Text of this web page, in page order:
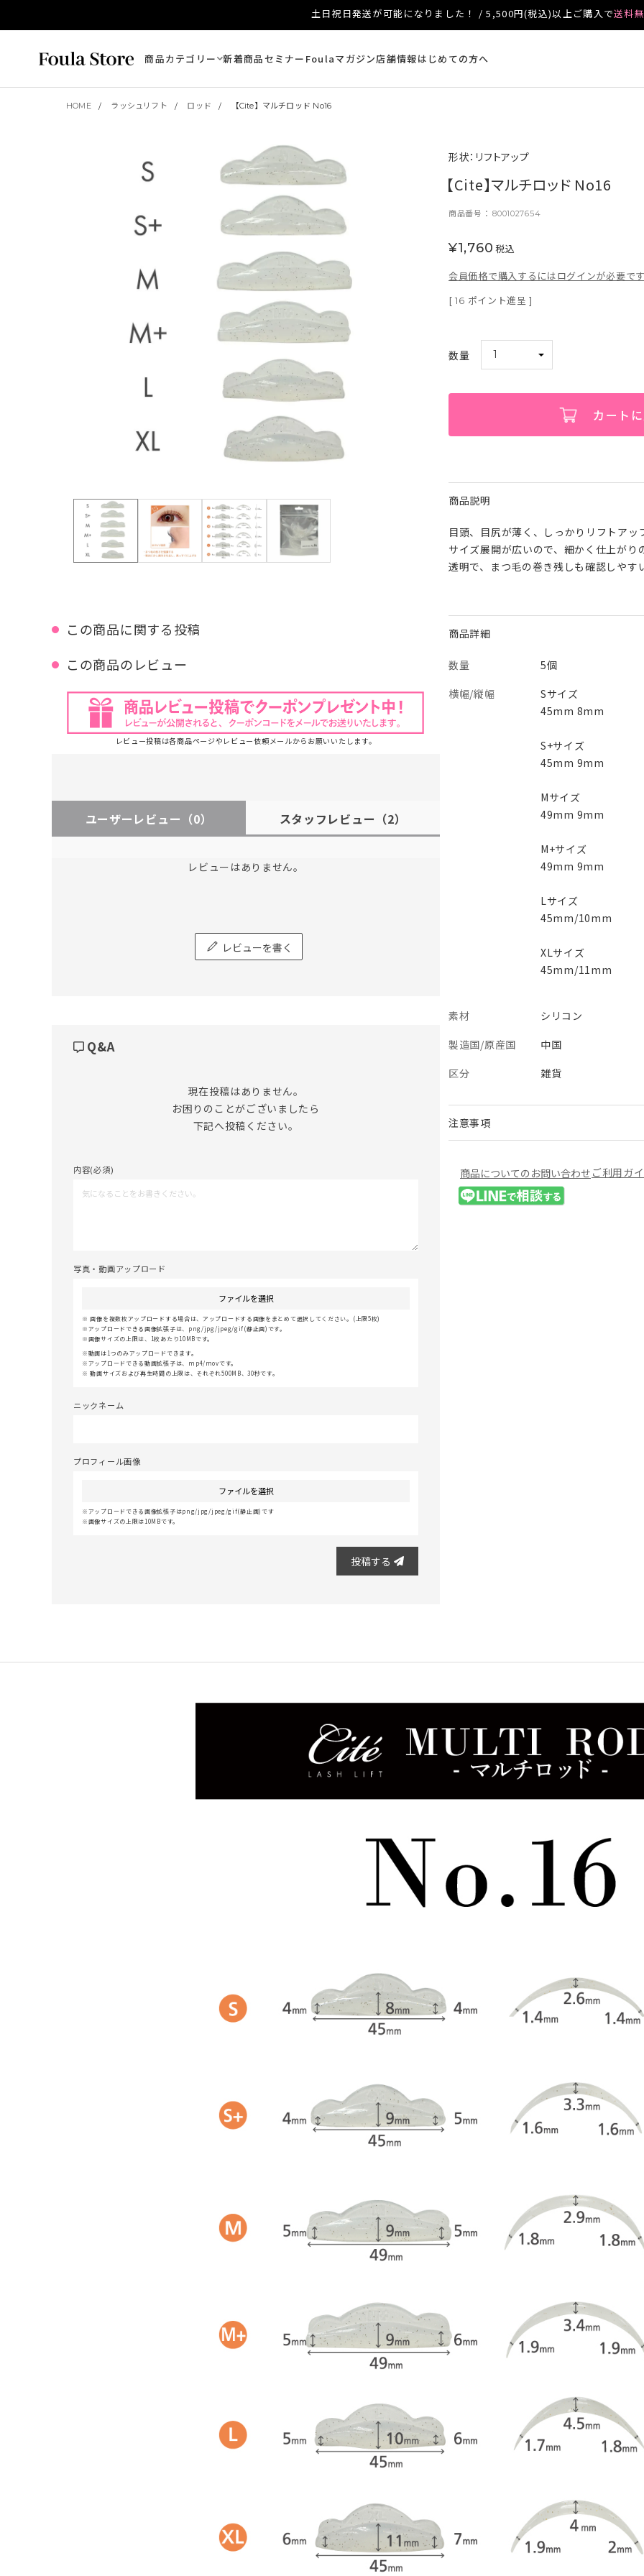
土日祝日発送が可能になりました！ / 5,500円(税込)以上ご購入で送料
商品カテゴリー 新着商品セミナー Foulaマガジン店舗情報はじめての方へ
HOME ラッシュリフト ロッド 【Cite】マルチロッド No16
この商品に関する投稿
この商品のレビュー
レビュー投稿は各商品ページやレビュー依頼メールからお願いいたします。
ユーザーレビュー （0） スタッフレビュー （2）
レビューはありません。
レビューを書く
Q&A
現在投稿はありません。
お困りのことがございましたら
下記へ投稿ください。
内容(必須)
写真・動画アップロード
ファイルを選択
画像を複数枚アップロードする場合は、アップロードする画像をまとめて選択してください。(上限5枚)
アップロードできる画像拡張子は、png/jpg/jpeg/gif(静止画)です。
画像サイズの上限は、1枚あたり10MBです。
動画は1つのみアップロードできます。
アップロードできる動画拡張子は、mp4/movです。
動画サイズおよび再生時間の上限は、それぞれ500MB、30秒です。
ニックネーム
プロフィール画像
ファイルを選択
アップロードできる画像拡張子はpng/jpg/jpeg/gif(静止画)です
画像サイズの上限は10MBです。
投稿する
形状：リフトアップ
【Cite】マルチロッド No16
商品番号 8001027654
¥1,760 税込
会員価格で購入するにはログインが必要です
[ 16 ポイント進呈 ]
カート
商品説明
目頭、目尻が薄く、しっかりリフトアッ
サイズ展開が広いので、細かく仕上がり
透明で、まつ毛の巻き残しも確認しやす
商品詳細
数量
5個
横幅/縦幅
Sサイズ
45mm 8mm
S+サイズ
45mm 9mm
Mサイズ
49mm 9mm
M+サイズ
49mm 9mm
Lサイズ
45mm/10mm
XLサイズ
45mm/11mm
素材
シリコン
製造国/原産国
中国
区分
雑貨
注意事項
商品についてのお問い合わせ ご利用ガ